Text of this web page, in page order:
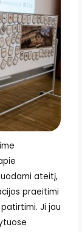
ateitį,
praeitimi
Ji jau